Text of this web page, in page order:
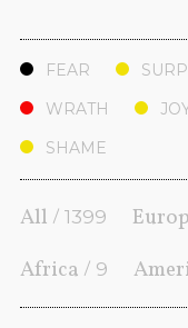
FEAR
WRATH
SHAME
All / 1399
Africa / 9